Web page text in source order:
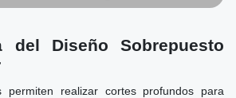
del Diseño Sobrepuesto
permiten realizar cortes profundos para